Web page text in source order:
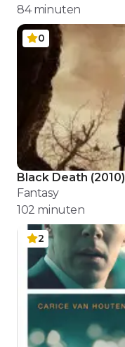
84minuten
0
Black Death (2010)
Fantasy
102 minuten
2